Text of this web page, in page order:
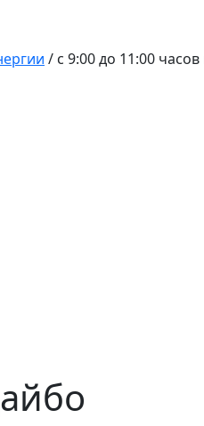
/ с 9:00 до 11:00